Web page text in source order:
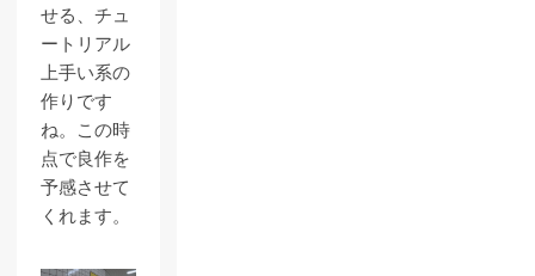
せる、チュ
ートリアル
上手い系の
作りです
ね。この時
点で良作を
予感させて
くれます。